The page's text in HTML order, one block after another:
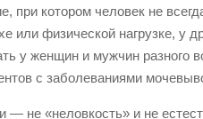
при котором человек не
или физической нагрузке, у
у женщин и мужчин разного
с заболеваниями
не «неловкость» и не